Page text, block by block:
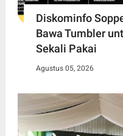
Diskominfo
Bawa Tumbler
Sekali Pakai
Agustus 05, 2026